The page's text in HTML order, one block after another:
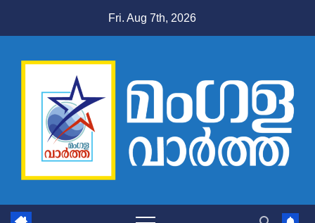
Fri. Aug 7th, 2026